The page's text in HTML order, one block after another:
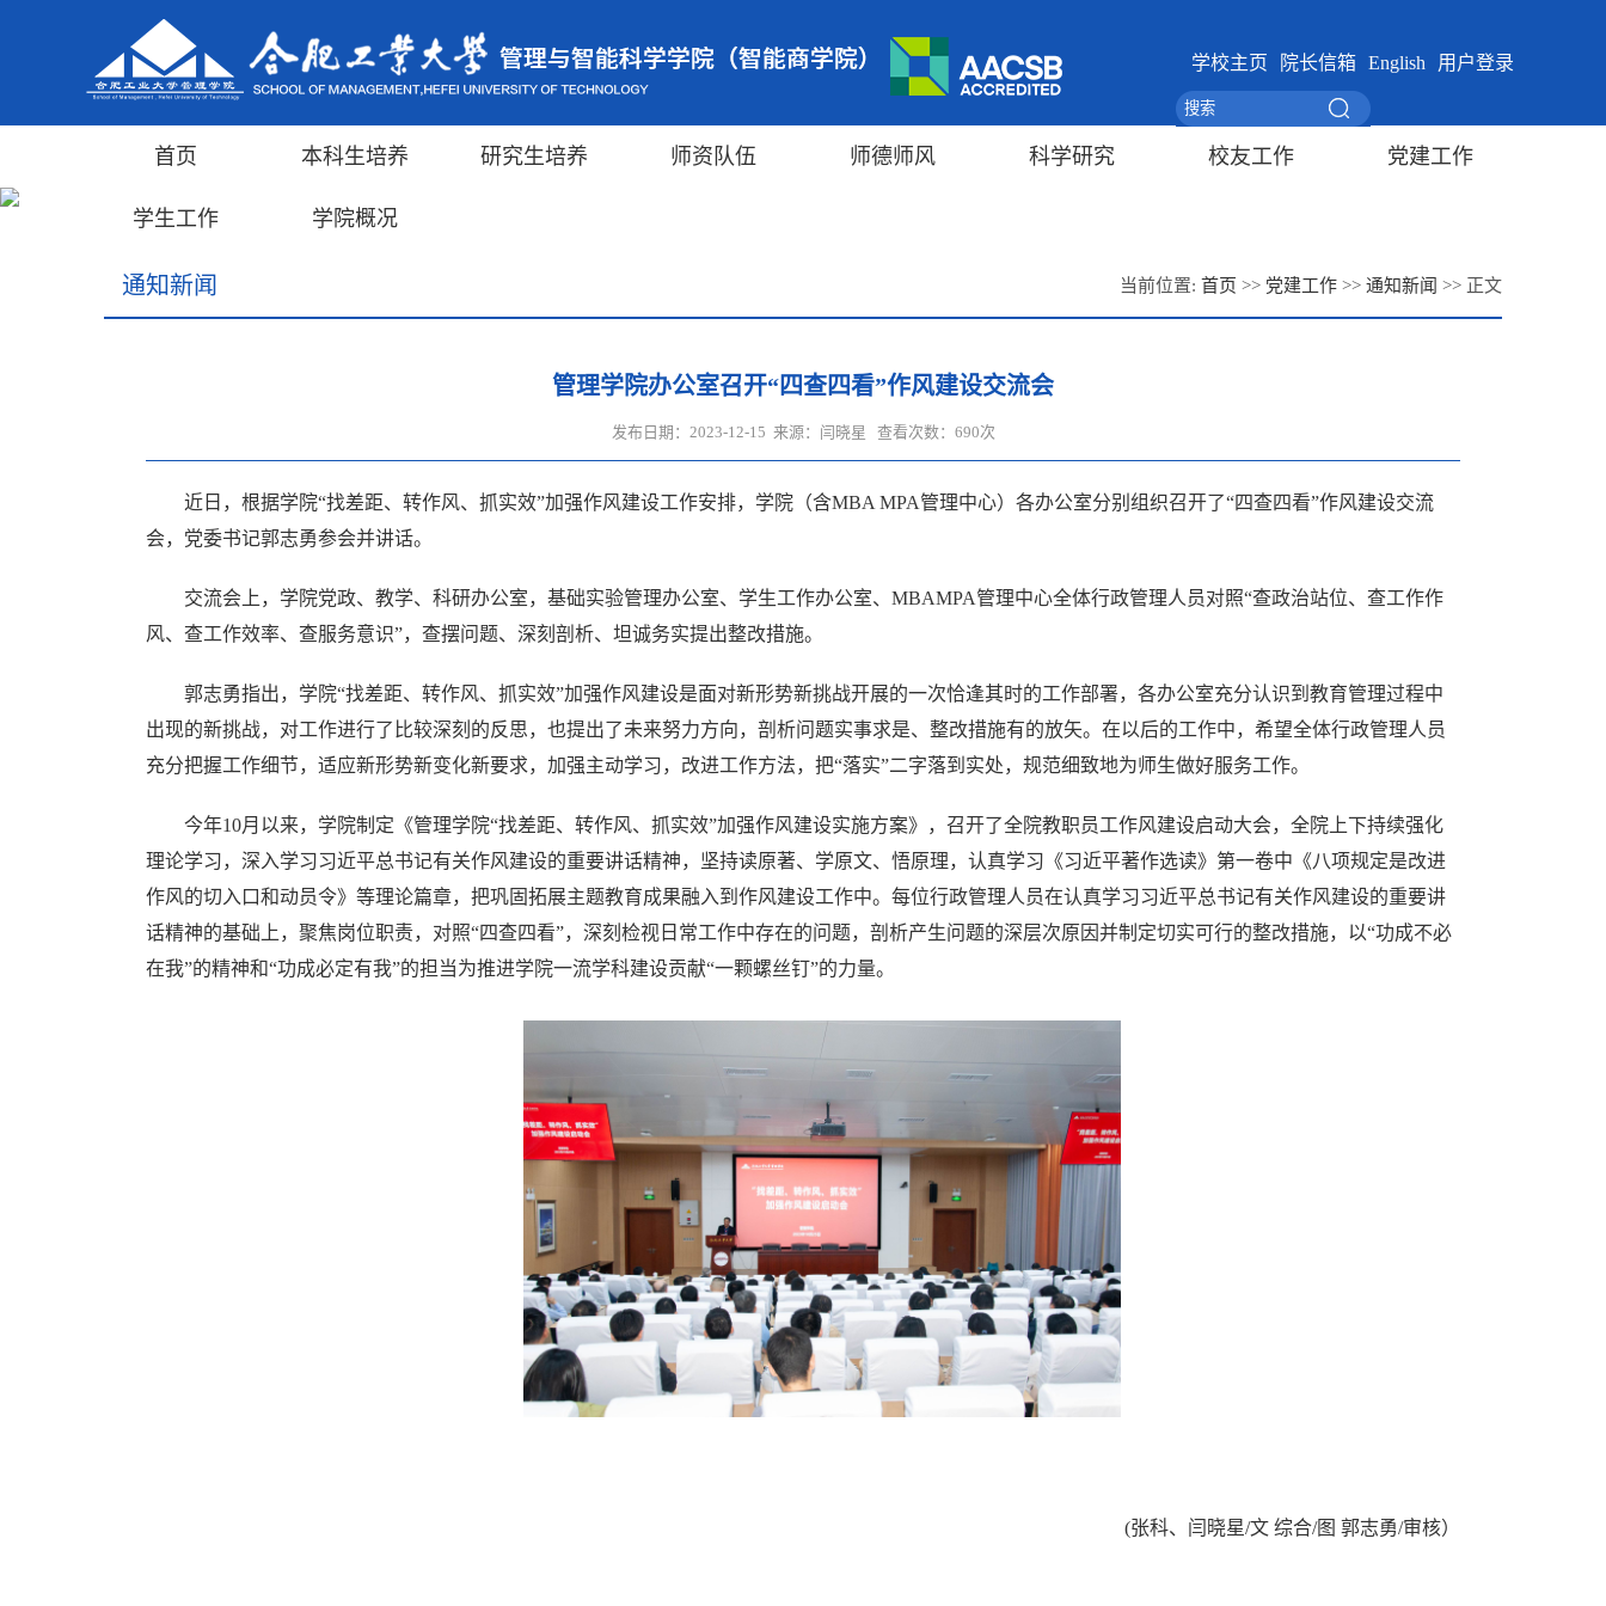
学校主页 院长信箱 English 用户登录
首页 本科生培养 研究生培养 师资队伍 师德师风 科学研究 校友工作 党建工作
学生工作 学院概况
通知新闻 当前位置: 首页 >> 党建工作 >> 通知新闻 >> 正文
管理学院办公室召开“四查四看”作风建设交流会
发布日期：2023-12-15 来源：闫晓星 查看次数： 690次
近日，根据学院“找差距、转作风、抓实效”加强作风建设工作安排，学院（含MBA MPA管理中心）各办公室分别组织召开了“四查四看”作风建设交流
会，党委书记郭志勇参会并讲话。
交流会上，学院党政、教学、科研办公室，基础实验管理办公室、学生工作办公室、MBAMPA管理中心全体行政管理人员对照“查政治站位、查工作作
风、查工作效率、查服务意识”，查摆问题、深刻剖析、坦诚务实提出整改措施。
郭志勇指出，学院“找差距、转作风、抓实效”加强作风建设是面对新形势新挑战开展的一次恰逢其时的工作部署，各办公室充分认识到教育管理过程中
出现的新挑战，对工作进行了比较深刻的反思，也提出了未来努力方向，剖析问题实事求是、整改措施有的放矢。在以后的工作中，希望全体行政管理人员
充分把握工作细节，适应新形势新变化新要求，加强主动学习，改进工作方法，把“落实”二字落到实处，规范细致地为师生做好服务工作。
今年10月以来，学院制定《管理学院“找差距、转作风、抓实效”加强作风建设实施方案》，召开了全院教职员工作风建设启动大会，全院上下持续强化
理论学习，深入学习习近平总书记有关作风建设的重要讲话精神，坚持读原著、学原文、悟原理，认真学习《习近平著作选读》第一卷中《八项规定是改进
作风的切入口和动员令》等理论篇章，把巩固拓展主题教育成果融入到作风建设工作中。每位行政管理人员在认真学习习近平总书记有关作风建设的重要讲
话精神的基础上，聚焦岗位职责，对照“四查四看”，深刻检视日常工作中存在的问题，剖析产生问题的深层次原因并制定切实可行的整改措施，以“功成不必
在我”的精神和“功成必定有我”的担当为推进学院一流学科建设贡献“一颗螺丝钉”的力量。
(张科、闫晓星/文 综合/图 郭志勇/审核）